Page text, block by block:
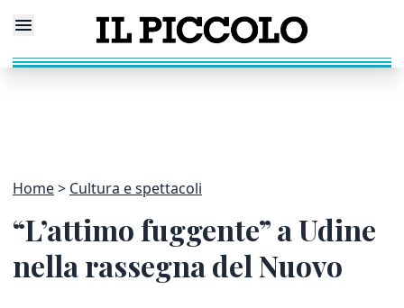
Home Cultura e spettacoli
“L’attimo fuggente” a Udine
nella rassegna del Nuovo